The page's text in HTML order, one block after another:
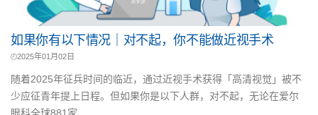
如果你有以下情况｜对不起，你不能做近视手术
2025年01月02日
随着2025年征兵时间的临近，通过近视手术获得「高清视觉」被不
少应征青年提上日程。但如果你是以下人群，对不起，无论在爱尔